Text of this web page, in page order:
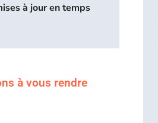
à jour en temps
à vous rendre